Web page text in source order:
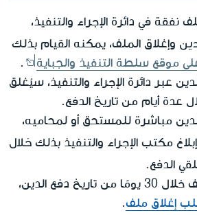
في دائرة الإجراء والتنفيذ،
وإغلاق الملف، يمكنه القيام بذلك
موقع سلطة التنفيذ والجباية
.
عبر دائرة الإجراء والتنفيذ، سيُغلق
عدة أيام من تاريخ الدفع.
مباشرة للمستحق أو لمحاميه،
مكتب الإجراء والتنفيذ بذلك خلال
الدفع.
إذا لم يُغلق الملف خلال 30 يومًا من تاريخ دفع الدين،
إغلاق ملف.